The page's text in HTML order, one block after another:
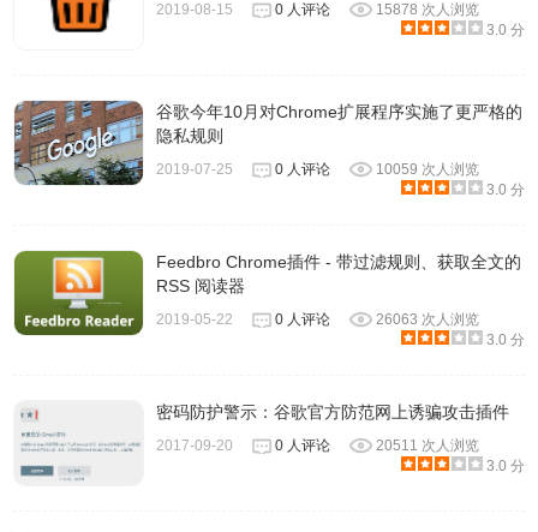
2019-08-15 0 人评论
15878 次人浏览
3.0 分
谷歌今年10月对Chrome扩展程序实施了更严格的
隐私规则
2019-07-25 0 人评论
10059 次人浏览
3.0 分
Feedbro Chrome插件 - 带过滤规则、获取全文的
RSS 阅读器
2019-05-22 0 人评论
26063 次人浏览
3.0 分
密码防护警示：谷歌官方防范网上诱骗攻击插件
2017-09-20 0 人评论
20511 次人浏览
3.0 分